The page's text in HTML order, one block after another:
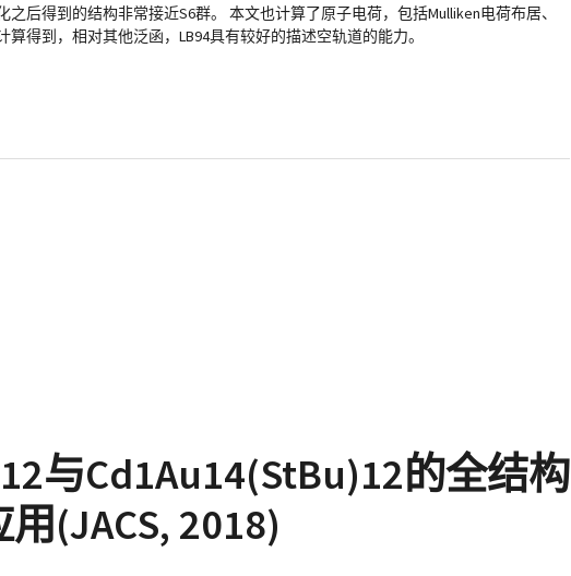
后得到的结构非常接近S6群。 本文也计算了原子电荷，包括Mulliken电荷布居、
得到，相对其他泛函，LB94具有较好的描述空轨道的能力。
与Cd1Au14(StBu)12的全结构
(JACS, 2018)